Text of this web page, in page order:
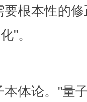
要根本性的
"。
体论。"量